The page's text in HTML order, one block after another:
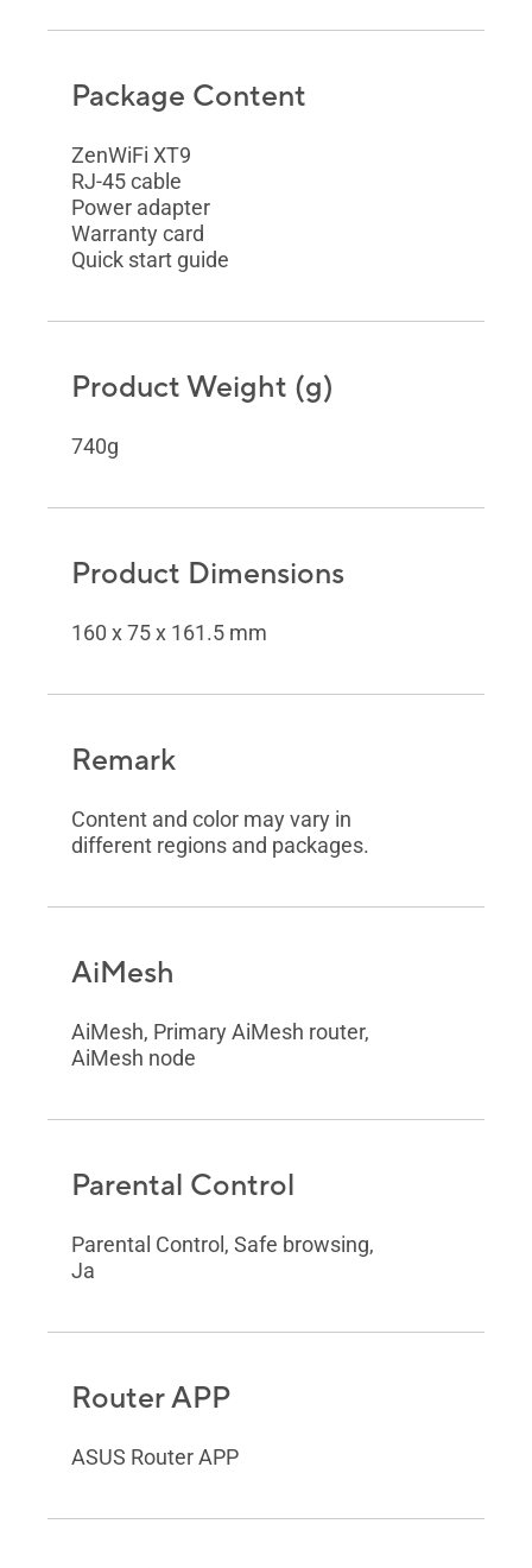
Package Content
ZenWiFi XT9
RJ-45 cable
Power adapter
Warranty card
Quick start guide
Product Weight (g)
740g
Product Dimensions
160 x 75 x 161.5 mm
Remark
Content and color may vary in
different regions and packages.
AiMesh
AiMesh, Primary AiMesh router,
AiMesh node
Parental Control
Parental Control, Safe browsing,
Ja
Router APP
ASUS Router APP